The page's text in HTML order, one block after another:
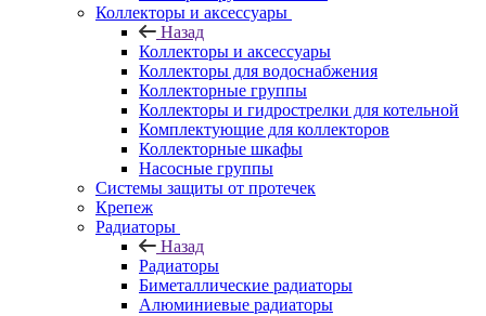
Коллекторы и аксессуары
Назад
Коллекторы и аксессуары
Коллекторы для водоснабжения
Коллекторные группы
Коллекторы и гидрострелки для котельной
Комплектующие для коллекторов
Коллекторные шкафы
Насосные группы
Системы защиты от протечек
Крепеж
Радиаторы
Назад
Радиаторы
Биметаллические радиаторы
Алюминиевые радиаторы